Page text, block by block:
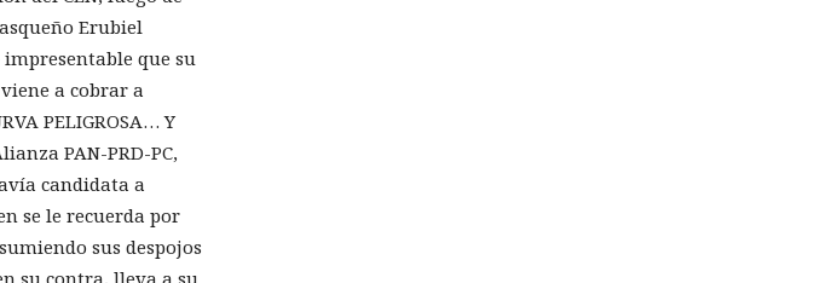
Erubiel
que su
a cobrar a
PELIGROSA… Y
PAN-PRD-PC,
candidata a
se le recuerda por
sus despojos